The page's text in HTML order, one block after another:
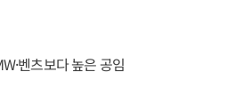
벤츠보다 높은 공임